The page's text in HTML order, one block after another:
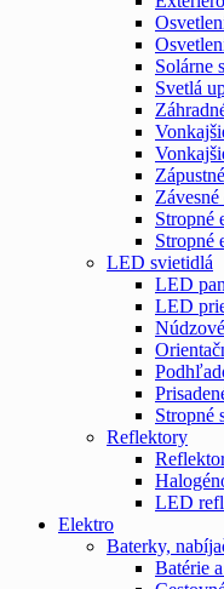
Solárne
Svetlá
Stropné
Stropné
LED svietidlá
LED
LED
Stropné
Reflektory
LED
Elektro
Baterky,
Batérie